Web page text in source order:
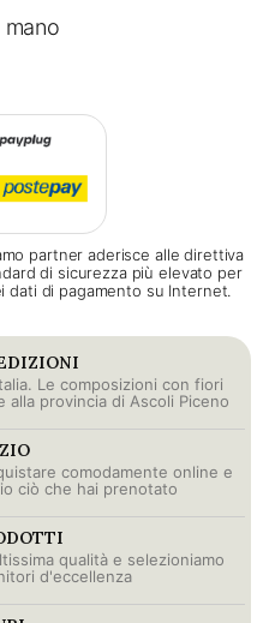
mano
partner aderisce alle direttiva
di sicurezza più elevato per
dati di pagamento su Internet.
Le composizioni con fiori
alla provincia di Ascoli Piceno
comodamente online e
ciò che hai prenotato
qualità e selezioniamo
d'eccellenza